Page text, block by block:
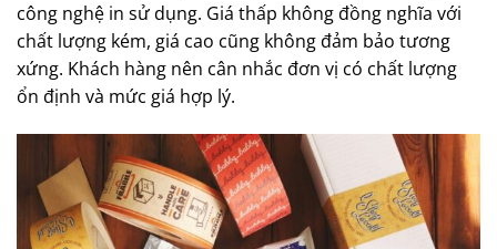
công nghệ in sử dụng. Giá thấp không đồng nghĩa với
chất lượng kém, giá cao cũng không đảm bảo tương
xứng. Khách hàng nên cân nhắc đơn vị có chất lượng
ổn định và mức giá hợp lý.